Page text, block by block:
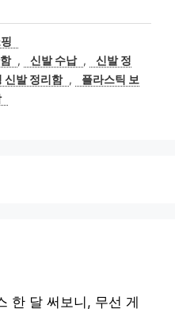
, 신발 수납 ,
신발 정
신발 정리함 ,
플라스틱 보
한 달 써보니, 무선 게